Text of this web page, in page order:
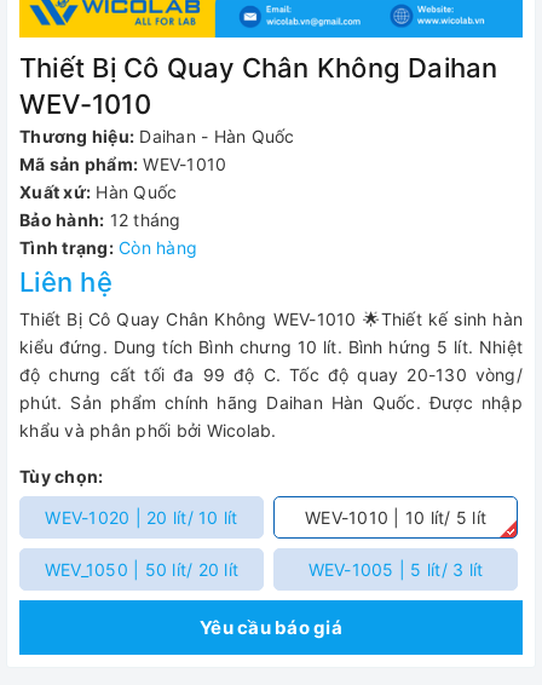
Thiết Bị Cô Quay Chân Không Daihan
WEV-1010
Thương hiệu: Daihan - Hàn Quốc
Mã sản phẩm: WEV-1010
Xuất xứ: Hàn Quốc
Bảo hành: 12 tháng
Tình trạng: Còn hàng
Liên hệ
Thiết Bị Cô Quay Chân Không WEV-1010 🌟Thiết kế sinh hàn
kiểu đứng. Dung tích Bình chưng 10 lít. Bình hứng 5 lít. Nhiệt
độ chưng cất tối đa 99 độ C. Tốc độ quay 20-130 vòng/
phút. Sản phẩm chính hãng Daihan Hàn Quốc. Được nhập
khẩu và phân phối bởi Wicolab.
Tùy chọn:
WEV-1020 | 20 lít/ 10 lít
WEV-1010 | 10 lít/ 5 lít
WEV_1050 | 50 lít/ 20 lít WEV-1005 | 5 lít/ 3 lít
Yêu cầu báo giá